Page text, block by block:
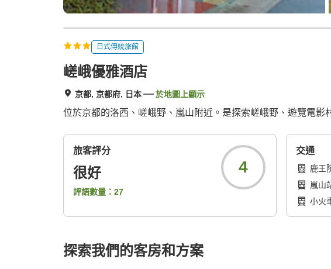
日式傳統旅館
嵯峨優雅酒店
京都, 京都府, 日本 於地圖上顯示
位於京都的洛西、嵯峨野、嵐山附近。是探索嵯峨野、遊覽電影
旅客評分
很好
評語數量： 27
4
交通
鹿王
嵐山
小火
探索我們的客房和方案